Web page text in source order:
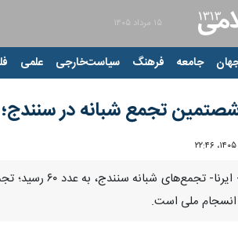
۱۵ مرداد ۱۴۰۵
جامعه فرهنگ سیاست‌خارجی علمی
تجمع‌ شبانه در